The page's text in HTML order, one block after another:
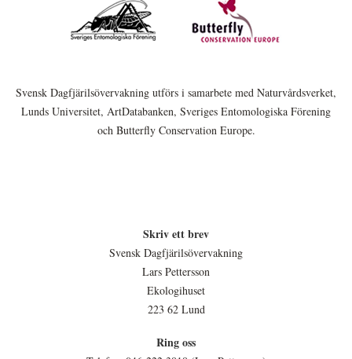
Svensk Dagfjärilsövervakning utförs i samarbete med Naturvårdsverket,
Lunds Universitet, ArtDatabanken, Sveriges Entomologiska Förening
och Butterfly Conservation Europe.
Skriv ett brev
Svensk Dagfjärilsövervakning
Lars Pettersson
Ekologihuset
223 62 Lund
Ring oss